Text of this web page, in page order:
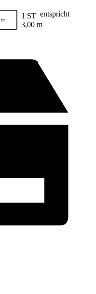
m 1 ST entspricht
3,00 m